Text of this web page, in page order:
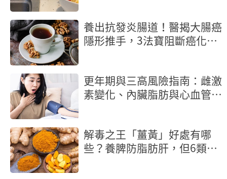
養出抗發炎腸道！醫揭大腸癌
隱形推手，3法寶阻斷癌化核
更年期與三高風險指南：雌激
素變化、內臟脂肪與心血管保
解毒之王「薑黃」好處有哪
些？養脾防脂肪肝，但6類人